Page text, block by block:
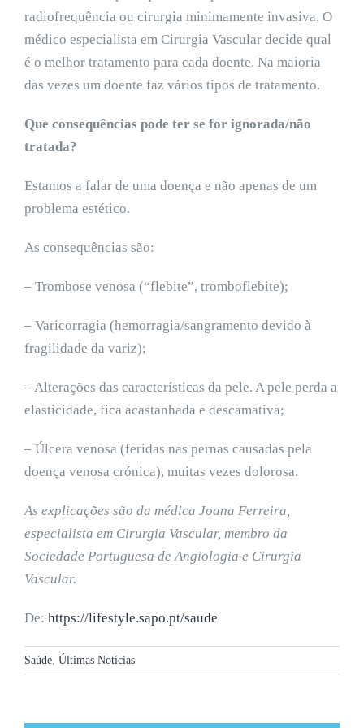
radiofrequência ou cirurgia minimamente invasiva. O
médico especialista em Cirurgia Vascular decide qual
é o melhor tratamento para cada doente. Na maioria
das vezes um doente faz vários tipos de tratamento.
Que consequências pode ter se for ignorada/não
tratada?
Estamos a falar de uma doença e não apenas de um
problema estético.
As consequências são:
– Trombose venosa (“flebite”, tromboflebite);
– Varicorragia (hemorragia/sangramento devido à
fragilidade da variz);
– Alterações das características da pele. A pele perda a
elasticidade, fica acastanhada e descamativa;
– Úlcera venosa (feridas nas pernas causadas pela
doença venosa crónica), muitas vezes dolorosa.
As explicações são da médica Joana Ferreira,
especialista em Cirurgia Vascular, membro da
Sociedade Portuguesa de Angiologia e Cirurgia
Vascular.
De: https://lifestyle.sapo.pt/saude
Saúde Últimas Notícias